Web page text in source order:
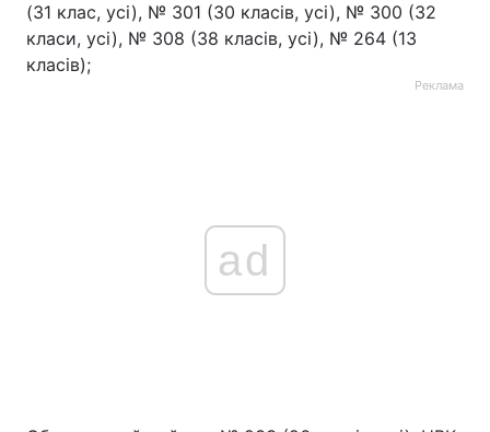
(31 клас, усі), № 301 (30 класів, усі), № 300 (32
класи, усі), № 308 (38 класів, усі), № 264 (13
класів);
Реклама
ad